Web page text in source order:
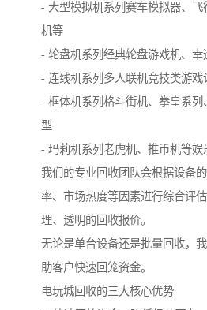
- 大型模拟机系列赛车模拟器、
机等
- 轮盘机系列经典轮盘游戏机、幸
- 连线机系列多人联机竞技类游戏
- 框体机系列格斗街机、拳皇系
型
- 玛莉机系列老虎机、推币机等娱
我们的专业回收团队会根据设备
率、市场热度等因素进行综合评
理、透明的回收报价。
无论是单台设备还是批量回收，
助客户快速回笼资金。
电玩城回收的三大核心优势